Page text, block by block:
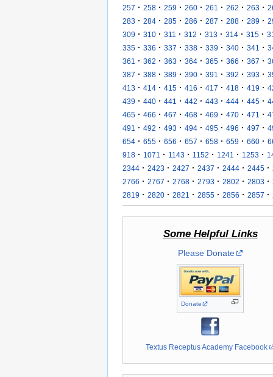
257 · 258 · 259 · 260 · 261 · 262 · 263 ·
283 · 284 · 285 · 286 · 287 · 288 · 289 ·
309 · 310 · 311 · 312 · 313 · 314 · 315 ·
335 · 336 · 337 · 338 · 339 · 340 · 341 ·
361
· 362 · 363 · 364 · 365 · 366 · 367 ·
387 · 388 · 389 · 390 · 391 · 392 · 393 ·
413 · 414 · 415 · 416 · 417 · 418 · 419 ·
439 · 440 · 441 · 442 · 443 · 444 · 445 ·
465 · 466 · 467 · 468 · 469 · 470 · 471 ·
491
· 492 · 493 · 494 · 495 · 496 · 497 ·
654 · 655 · 656 · 657 · 658 · 659 · 660 ·
918 · 1071 · 1143 · 1152 · 1241 · 1253 ·
2344 · 2423 · 2427 · 2437 · 2444 · 2445 ·
2766 · 2767 · 2768 · 2793 · 2802 · 2803 ·
2819 · 2820 · 2821 · 2855 · 2856 · 2857 ·
Some Helpful Links
Please Donate
Donate
Textus Receptus Academy Facebook